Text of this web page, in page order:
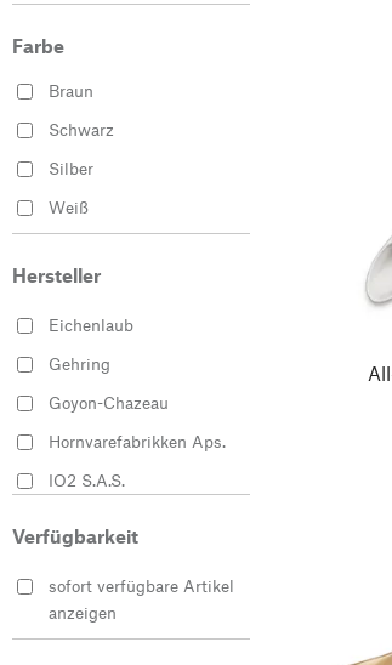
Farbe
Braun
Schwarz
Silber
Weiß
Hersteller
Eichenlaub
Gehring
Goyon-Chazeau
Hornvarefabrikken Aps.
IO2 S.A.S.
Verfügbarkeit
sofort verfügbare Artikel
anzeigen